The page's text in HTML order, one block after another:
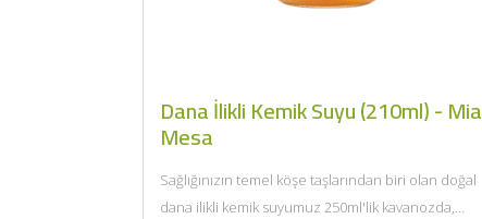
Dana İlikli Kemik Suyu (210ml) - Mia
Mesa
Sağlığınızın temel köşe taşlarından biri olan doğal
dana ilikli kemik suyumuz 250ml'lik kavanozda,